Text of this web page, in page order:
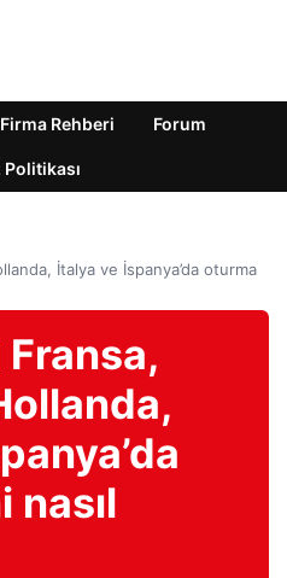
Firma Rehberi Forum
Politikası
İtalya ve İspanya’da oturma
nasıl